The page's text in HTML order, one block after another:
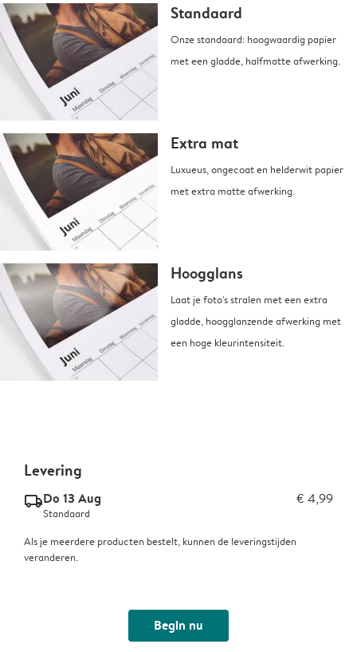
Standaard
Onze standaard: hoogwaardig papier
met een gladde, halfmatte afwerking.
Extra mat
Luxueus, ongecoat en helderwit papier
met extra matte afwerking.
Hoogglans
Laat je foto's stralen met een extra
gladde, hoogglanzende afwerking met
een hoge kleurintensiteit.
Levering
delivery_standard_v2Do 13 Aug € 4,99
Standaard
Als je meerdere producten bestelt, kunnen de leveringstijden
veranderen.
Begin nu